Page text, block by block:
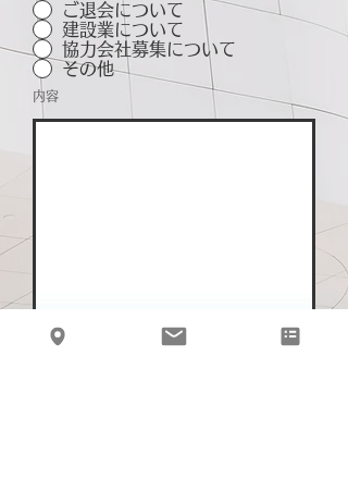
ご退会について
建設業について
協力会社募集について
その他
内容